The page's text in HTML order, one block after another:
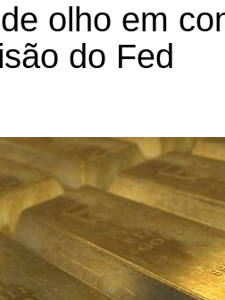
olho em
do Fed